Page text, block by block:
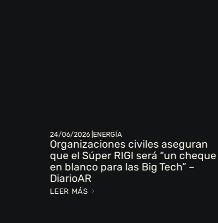
24/06/2026 | ENERGÍA
Organizaciones civiles aseguran
que el Súper RIGI será “un cheque
en blanco para las Big Tech” –
DiarioAR
LEER MÁS